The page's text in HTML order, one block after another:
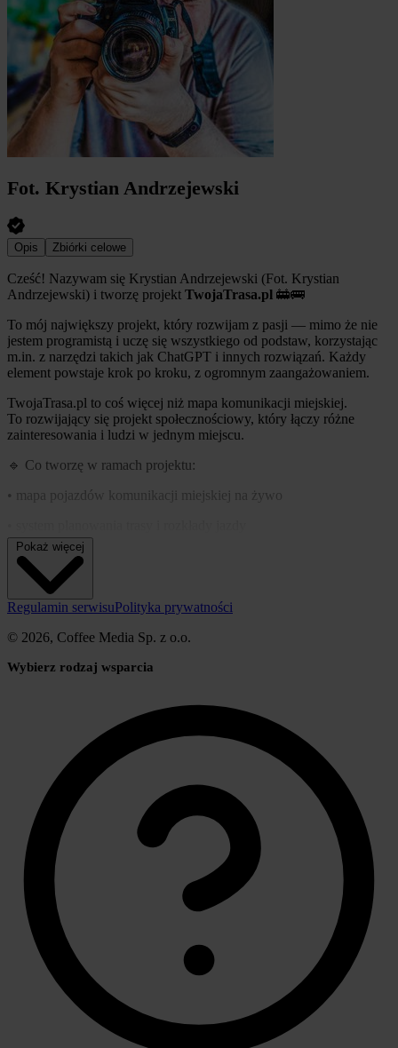
Fot. Krystian Andrzejewski
Opis Zbiórki celowe
Cześć! Nazywam się Krystian Andrzejewski (Fot. Krystian
Andrzejewski) i tworzę projekt TwojaTrasa.pl 🚋🚌
To mój największy projekt, który rozwijam z pasji — mimo że nie
jestem programistą i uczę się wszystkiego od podstaw, korzystając
m.in. z narzędzi takich jak ChatGPT i innych rozwiązań. Każdy
element powstaje krok po kroku, z ogromnym zaangażowaniem.
TwojaTrasa.pl to coś więcej niż mapa komunikacji miejskiej.
To rozwijający się projekt społecznościowy, który łączy różne
zainteresowania i ludzi w jednym miejscu.
🔹 Co tworzę w ramach projektu:
• mapa pojazdów komunikacji miejskiej na żywo
• społeczność Discord
• wirtualna firma ETS2
• serwer Minecraft (SV + gildie + działki)
• w przyszłości także forum pod TwojaTrasa.pl
Celem jest stworzenie miejsca, które będzie żyło dzięki społeczności
technologię i wspólne działania.
🎮 Prywatnie lubię pograć m.in. w ETS2, OMSI 2, Roblox i inne
gry — to też część klimatu projektu.
💡 Obecnie zbieram wsparcie na rozwój TwojaTrasa.pl — serwery,
rozwój funkcji i dalsze ulepszanie projektu.
To wsparcie idzie bezpośrednio w rozwój projektu.
📌 Jeśli chodzi o moją sytuację zdrowotną — jestem w trakcie
leczenia ostrej białaczki limfoblastycznej (CAR-T), ale ten profil
skupia się głównie na projekcie. Wsparcie związane ze zdrowiem
prowadzę osobno.
Każde wsparcie, nawet najmniejsze, daje ogromną motywację
do dalszego działania ❤️
Dziękuję, że jesteś częścią TwojaTrasa.pl!
Regulamin serwisuPolityka prywatności
© 2026, Coffee Media Sp. z o.o.
Wybierz rodzaj wsparcia